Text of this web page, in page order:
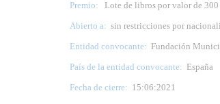
Premio:
Lote de libros por valor de
Abierto a: sin restricciones por
Entidad convocante: Fundación
País de la entidad convocante: España
Fecha de cierre: 15:06:2021